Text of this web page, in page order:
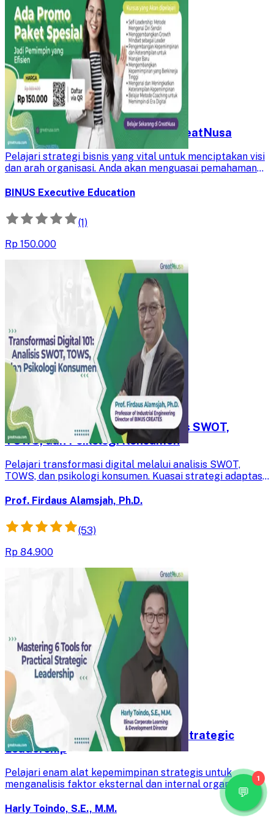
Jadi Pemimpin yang Efisien di GreatNusa​
Pelajari strategi bisnis yang vital untuk menciptakan visi
dan arah organisasi. Anda akan menguasai pemahaman
proposition, dan balanced scorecard untuk kinerja
BINUS Executive Education
(1)
Rp 150.000
Transformasi Digital 101: Analisis SWOT,
TOWS, dan Psikologi Konsumen
Pelajari transformasi digital melalui analisis SWOT,
TOWS, dan psikologi konsumen. Kuasai strategi adaptasi
digital.
Prof. Firdaus Alamsjah, Ph.D.
(53)
Rp 84.900
Mastering 6 Tools for Practical Strategic
Leadership
Pelajari enam alat kepemimpinan strategis untuk
menganalisis faktor eksternal dan internal organisasi.
Kuasai analisis PESTLE, SWOT, Five Forces, GAP, BCG
Matrix, dan McKinsey 7S untuk pengambilan keputusan
Harly Toindo, S.E., M.M.
1